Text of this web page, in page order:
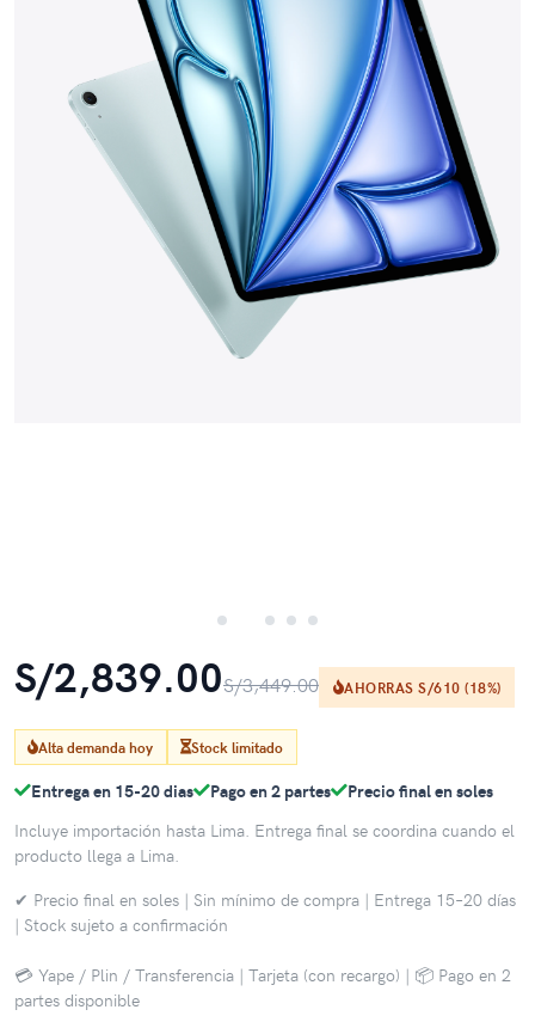
S/2,839.00S/3,449.00 AHORRAS S/610 (18%)
Alta demanda hoy Stock limitado
Entrega en 15-20 dias Pago en 2 partes Precio final en soles
Incluye importación hasta Lima. Entrega final se coordina cuando el
producto llega a Lima.
✔ Precio final en soles | Sin mínimo de compra | Entrega 15–20 días
| Stock sujeto a confirmación
💳 Yape / Plin / Transferencia | Tarjeta (con recargo) | 📦 Pago en 2
partes disponible